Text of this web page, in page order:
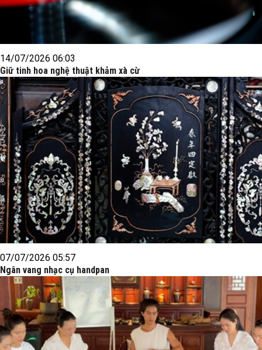
14/07/2026 06:03
Giữ tinh hoa nghệ thuật khảm xà cừ
07/07/2026 05:57
Ngân vang nhạc cụ handpan